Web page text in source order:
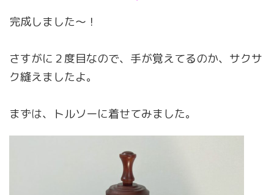
完成しました〜！
さすがに２度目なので、手が覚えてるのか、サクサ
ク縫えましたよ。
まずは、トルソーに着せてみました。